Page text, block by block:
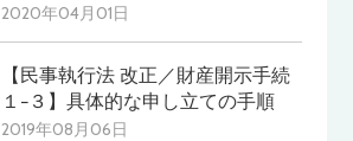
2020年04月01日
【民事執行法 改正／財産開示手続
１−３】具体的な申し立ての手順
2019年08月06日